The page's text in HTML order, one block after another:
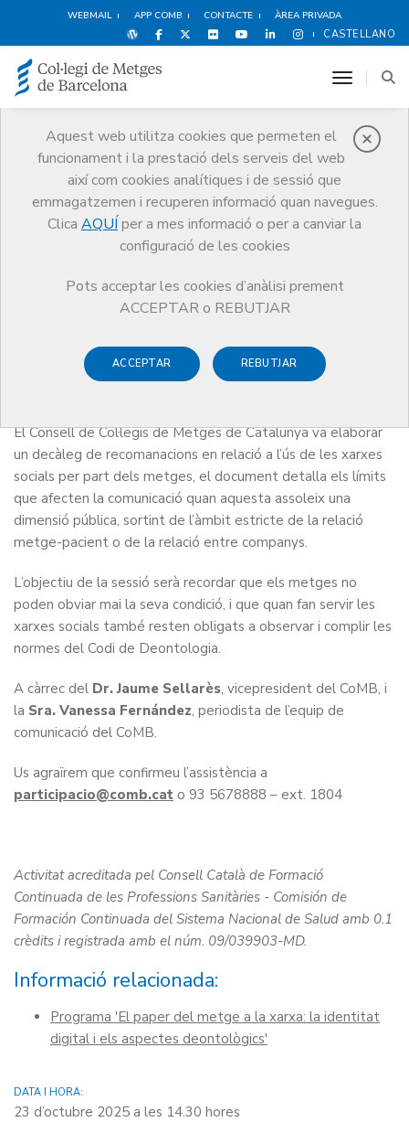
WEBMAIL APP COMB CONTACTE ÀREA PRIVADA
CASTELLANO
Aquest web utilitza cookies que permeten el
funcionament i la prestació dels serveis del web
així com cookies analítiques i de sessió que
emmagatzemen i recuperen informació quan navegues.
Clica AQUÍ per a mes informació o per a canviar la
configuració de les cookies
Pots acceptar les cookies d’anàlisi prement
ACCEPTAR o REBUTJAR
ACCEPTAR REBUTJAR
toggle
Agenda
Agenda
El paper del metge a la xarxa: la identitat digital i els aspectes
deontològics
El paper del metge a la xarxa:
la identitat digital i els
aspectes deontològics
El Consell de Col·legis de Metges de Catalunya va elaborar
un decàleg de recomanacions en relació a l’ús de les xarxes
socials per part dels metges, el document detalla els límits
que afecten la comunicació quan aquesta assoleix una
dimensió pública, sortint de l’àmbit estricte de la relació
metge-pacient o de la relació entre companys.
L’objectiu de la sessió serà recordar que els metges no
poden obviar mai la seva condició, i que quan fan servir les
xarxes socials també resten obligats a observar i complir les
normes del Codi de Deontologia.
A càrrec del Dr. Jaume Sellarès, vicepresident del CoMB, i
la Sra. Vanessa Fernández, periodista de l’equip de
comunicació del CoMB.
Us agraïrem que confirmeu l’assistència a
participacio@comb.cat o 93 5678888 – ext. 1804
Activitat acreditada pel Consell Català de Formació
Continuada de les Professions Sanitàries - Comisión de
Formación Continuada del Sistema Nacional de Salud amb 0.1
crèdits i registrada amb el núm. 09/039903-MD.
Informació relacionada:
Programa 'El paper del metge a la xarxa: la identitat
digital i els aspectes deontològics'
DATA I HORA:
23 d’octubre 2025 a les 14.30 hores